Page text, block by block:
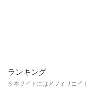
ランキング
※本サイトにはアフィリエイ